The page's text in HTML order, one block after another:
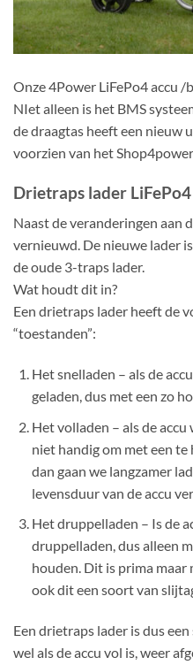
Onze 4Power LiFePo4 accu
NIet alleen is het BMS
de draagtas heeft een nieuw
voorzien van het
Drietraps lader LiFePo4
Naast de veranderingen aan
vernieuwd. De nieuwe lader
de oude 3-traps lader.
Wat houdt dit in?
Een drietraps lader heeft de
“toestanden”:
Het snelladen – als de
geladen, dus met een zo
Het volladen – als de
niet handig om met een
dan gaan we langzamer
levensduur van de accu
Het druppelladen – Is de
druppelladen, dus alleen
houden. Dit is prima maar
ook dit een soort van
Een drietraps lader is dus
wel als de accu vol is, weer